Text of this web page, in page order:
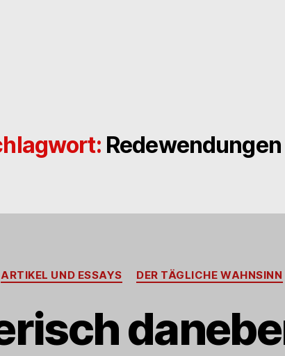
Redewendungen
Kategorien
ARTIKEL UND ESSAYS DER TÄGLICHE WAHNSINN